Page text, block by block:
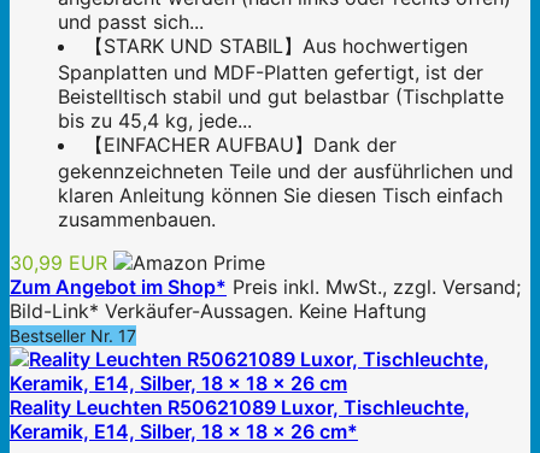
und passt sich...
【STARK UND STABIL】Aus hochwertigen
Spanplatten und MDF-Platten gefertigt, ist der
Beistelltisch stabil und gut belastbar (Tischplatte
bis zu 45,4 kg, jede...
【EINFACHER AUFBAU】Dank der
gekennzeichneten Teile und der ausführlichen und
klaren Anleitung können Sie diesen Tisch einfach
zusammenbauen.
30,99 EUR
Zum Angebot im Shop* Preis inkl. MwSt., zzgl. Versand;
Bild-Link* Verkäufer-Aussagen. Keine Haftung
Bestseller Nr. 17
Reality Leuchten R50621089 Luxor, Tischleuchte,
Keramik, E14, Silber, 18 x 18 x 26 cm*